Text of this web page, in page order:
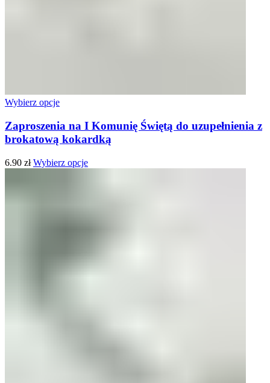
Wybierz opcje
Zaproszenia na I Komunię Świętą do uzupełnienia z
brokatową kokardką
6.90 zł Wybierz opcje